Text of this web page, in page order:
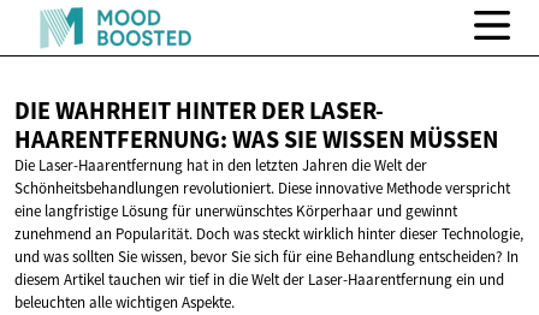
DIE WAHRHEIT HINTER DER LASER-
HAARENTFERNUNG: WAS SIEWISSEN MÜSSEN
Die Laser-Haarentfernung hat in den letzten Jahren die Welt der
Schönheitsbehandlungen revolutioniert. Diese innovative Methode verspricht
eine langfristige Lösung für unerwünschtes Körperhaar und gewinnt
zunehmend an Popularität. Doch was steckt wirklich hinter dieser Technologie,
und was sollten Sie wissen, bevor Sie sich für eine Behandlung entscheiden? In
diesem Artikel tauchen wir tief in die Welt der Laser-Haarentfernung ein und
beleuchten alle wichtigen Aspekte.